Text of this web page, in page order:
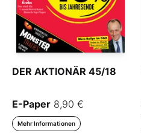
DER AKTIONÄR 45/18
E-Paper 8,90 €
Mehr Informationen